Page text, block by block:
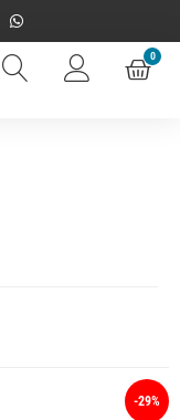
0
-29%